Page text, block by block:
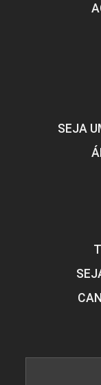
ENADE
SUELI
SEJA